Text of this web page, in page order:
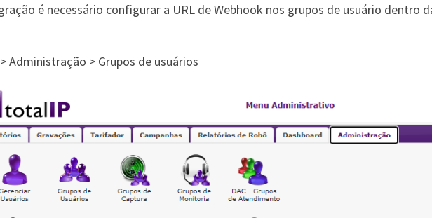
é necessário configurar a URL de Webhook nos grupos de usuário dentro
Administração > Grupos de usuários